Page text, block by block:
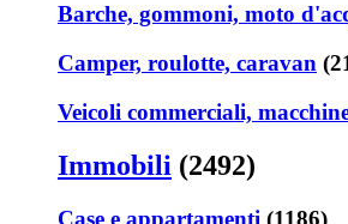
Barche, gommoni, moto
Camper, roulotte, caravan
Veicoli commerciali,
Immobili (2492)
Case e appartamenti (1186)